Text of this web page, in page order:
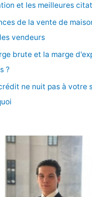
et les meilleures
de la vente de
vendeurs
brute et la marge
?
ne nuit pas à votre